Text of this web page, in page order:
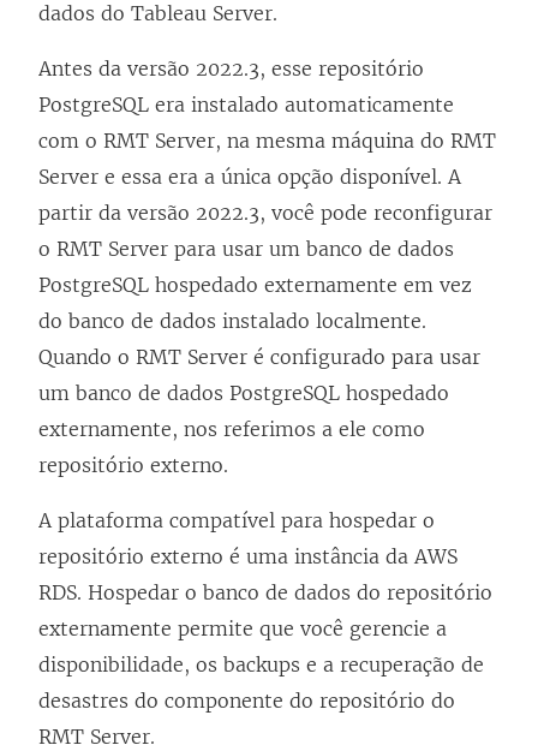
dados do Tableau Server.
Antes da versão 2022.3, esse repositório
PostgreSQL era instalado automaticamente
com o RMT Server, na mesma máquina do RMT
Server e essa era a única opção disponível. A
partir da versão 2022.3, você pode reconfigurar
o RMT Server para usar um banco de dados
PostgreSQL hospedado externamente em vez
do banco de dados instalado localmente.
Quando o RMT Server é configurado para usar
um banco de dados PostgreSQL hospedado
externamente, nos referimos a ele como
repositório externo.
A plataforma compatível para hospedar o
repositório externo é uma instância da AWS
RDS. Hospedar o banco de dados do repositório
externamente permite que você gerencie a
disponibilidade, os backups e a recuperação de
desastres do componente do repositório do
RMT Server.